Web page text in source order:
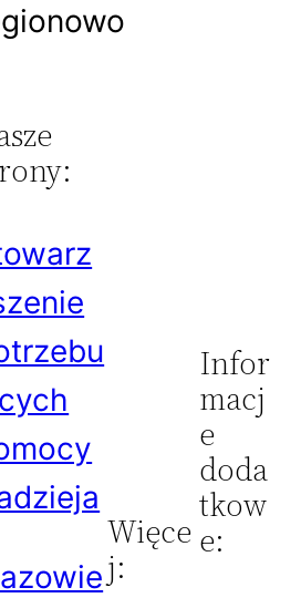
Więce
j:
Infor
macj
e
doda
tkow
e: